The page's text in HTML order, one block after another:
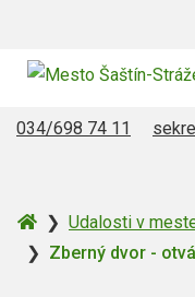
034/698 74 11
Úvodná
stránka
Udalosti v
Zberný dvor -